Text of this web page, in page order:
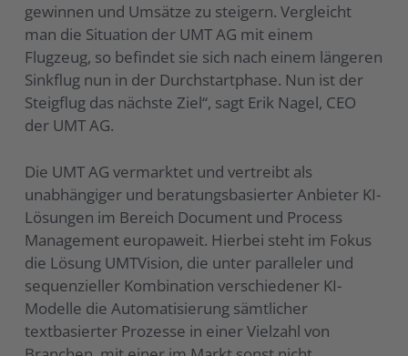
gewinnen und Umsätze zu steigern. Vergleicht
man die Situation der UMT AG mit einem
Flugzeug, so befindet sie sich nach einem längeren
Sinkflug nun in der Durchstartphase. Nun ist der
Steigflug das nächste Ziel“, sagt Erik Nagel, CEO
der UMT AG.
Die UMT AG vermarktet und vertreibt als
unabhängiger und beratungsbasierter Anbieter KI-
Lösungen im Bereich Document und Process
Management europaweit. Hierbei steht im Fokus
die Lösung UMTVision, die unter paralleler und
sequenzieller Kombination verschiedener KI-
Modelle die Automatisierung sämtlicher
textbasierter Prozesse in einer Vielzahl von